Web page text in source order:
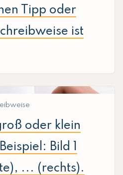
Tipp oder
ist
oder klein
Bild 1
... (rechts).